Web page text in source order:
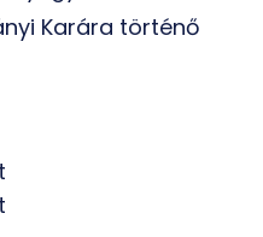
Karára történő